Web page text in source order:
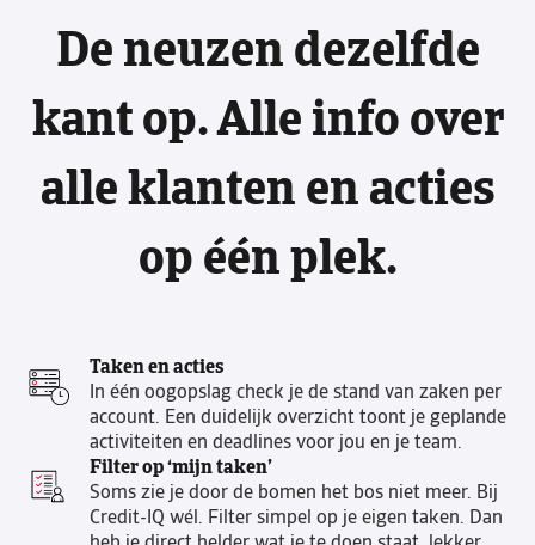
De neuzen dezelfde
kant op. Alle info over
alle klanten en acties
op één plek.
Taken en acties
In één oogopslag check je de stand van zaken per
account. Een duidelijk overzicht toont je geplande
activiteiten en deadlines voor jou en je team.
Filter op ‘mijn taken’
Soms zie je door de bomen het bos niet meer. Bij
Credit-IQ wél. Filter simpel op je eigen taken. Dan